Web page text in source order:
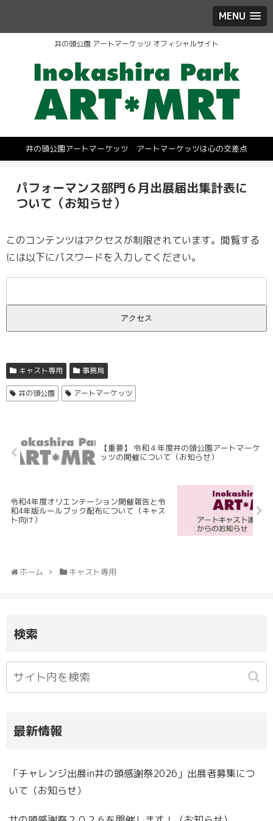
MENU
井の頭公園 アートマーケッツ オフィシャルサイト
井の頭公園アートマーケッツ アートマーケッツは心の交差点
パフォーマンス部門６月出展届出集計表に
ついて（お知らせ）
このコンテンツはアクセスが制限されています。閲覧する
には以下にパスワードを入力してください。
キャスト専用 事務局
井の頭公園 アートマーケッツ
【重要】 令和４年度井の頭公園アートマーケ
ッツの開催について（お知らせ）
令和4年度オリエンテーション開催報告と令
和4年版ルールブック配布について（キャス
ト向け）
ホーム キャスト専用
検索
最新情報
「チャレンジ出展in井の頭感謝祭2026」出展者募集につ
いて（お知らせ）